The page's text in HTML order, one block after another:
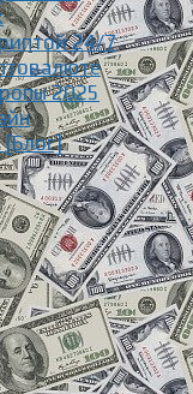
24/7
2025
[Блог]